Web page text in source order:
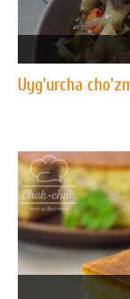
Uyg'urcha